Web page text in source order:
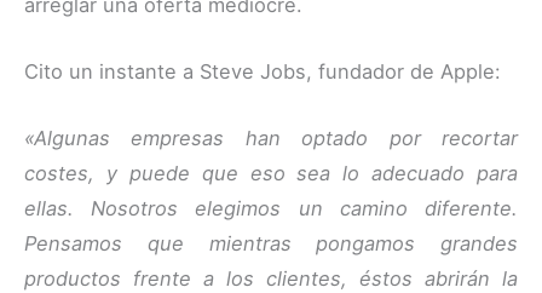
Cito un instante a Steve Jobs, fundador de Apple:
«Algunas empresas han optado por recortar
costes, y puede que eso sea lo adecuado para
ellas. Nosotros elegimos un camino diferente.
Pensamos que mientras pongamos grandes
productos frente a los clientes, éstos abrirán la